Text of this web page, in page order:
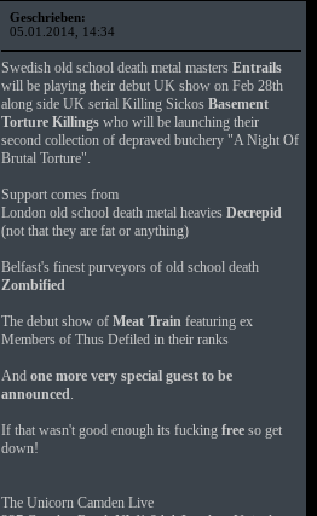
Geschrieben:
05.01.2014, 14:34
Swedish old school death metal masters Entrails
will be playing their debut UK show on Feb 28th
along side UK serial Killing Sickos Basement
Torture Killingswho will be launching their
second collection of depraved butchery "A Night Of
Brutal Torture".
Support comes from
London old school death metal heavies Decrepid
(not that they are fat or anything)
Belfast's finest purveyors of old school death
Zombified
The debut show of Meat Trainfeaturing ex
Members of Thus Defiled in their ranks
And one more very special guest to be
announced.
If that wasn't good enough its fucking freeso get
down!
The Unicorn Camden Live